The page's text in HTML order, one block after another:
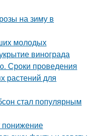
на зиму в
молодых
винограда
Сроки проведения
растений для
стал популярным